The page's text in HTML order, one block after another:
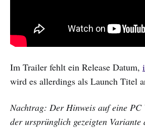
Im Trailer fehlt ein Release Datum,
wird es allerdings als Launch Titel
Nachtrag: Der Hinweis auf eine PC
der ursprünglich gezeigten